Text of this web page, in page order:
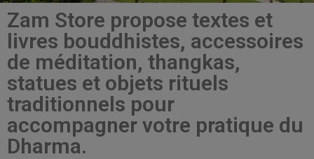
Zam Store propose textes et
livres bouddhistes, accessoires
de méditation, thangkas,
statues et objets rituels
traditionnels pour
accompagner votre pratique du
Dharma.